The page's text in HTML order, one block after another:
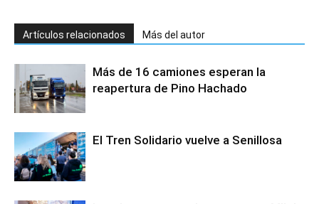
Artículos relacionados Más del autor
Más de 16 camiones esperan la
reapertura de Pino Hachado
El Tren Solidario vuelve a Senillosa